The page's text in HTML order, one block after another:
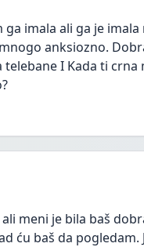
imala ali ga je
anksiozno.
telebane I Kada ti
meni je bila baš
ću baš da